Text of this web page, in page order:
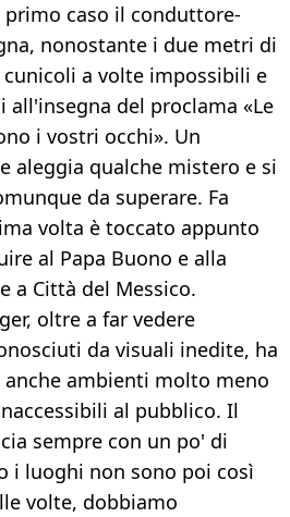
caso il conduttore-
nonostante i due metri di
a volte impossibili e
all'insegna del proclama «Le
i vostri occhi». Un
aleggia qualche mistero e si
da superare. Fa
volta è toccato appunto
al Papa Buono e alla
a Città del Messico.
oltre a far vedere
da visuali inedite, ha
ambienti molto meno
al pubblico. Il
sempre con un po' di
i luoghi non sono poi così
volte, dobbiamo